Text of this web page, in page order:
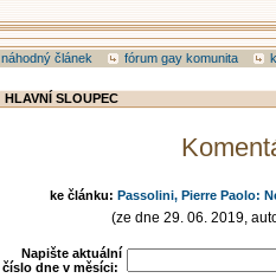
náhodný článek fórum gay komunita
HLAVNÍ SLOUPEC
ke článku: Passolini, Pierre Paolo:
(ze dne 29. 06. 2019,
Napište aktuální
číslo dne v měsíci: